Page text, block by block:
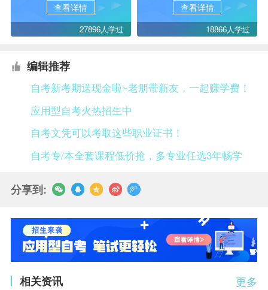
查看详情
27896人学过
查看详情
18866人学过
编辑推荐
自考新考期送现金啦~老朋带新友，一起赚学费！
应用型自考火热招生中
自考文凭可以考取这些职业证书！
自考专/本全套课程低价抢，多专业任选3年畅学
分享到:
更多
相关资讯